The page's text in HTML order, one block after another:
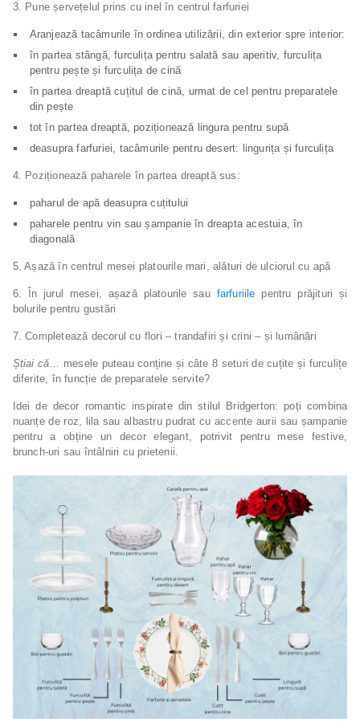
3. Pune șervețelul prins cu inel în centrul farfuriei
Aranjează tacâmurile în ordinea utilizării, din exterior spre interior:
în partea stângă, furculița pentru salată sau aperitiv, furculița
pentru pește și furculița de cină
în partea dreaptă cuțitul de cină, urmat de cel pentru preparatele
din pește
tot în partea dreaptă, poziționează lingura pentru supă
deasupra farfuriei, tacâmurile pentru desert: lingurița și furculița
4. Poziționează paharele în partea dreaptă sus:
paharul de apă deasupra cuțitului
paharele pentru vin sau șampanie în dreapta acestuia, în
diagonală
5. Așază în centrul mesei platourile mari, alături de ulciorul cu apă
6. În jurul mesei, așază platourile sau farfuriile pentru prăjituri și
bolurile pentru gustări
7. Completează decorul cu flori – trandafiri și crini – și lumânări
Știai că … mesele puteau conține și câte 8 seturi de cuțite și furculițe
diferite, în funcție de preparatele servite?
Idei de decor romantic inspirate din stilul Bridgerton: poți combina
nuanțe de roz, lila sau albastru pudrat cu accente aurii sau șampanie
pentru a obține un decor elegant, potrivit pentru mese festive,
brunch-uri sau întâlniri cu prietenii.